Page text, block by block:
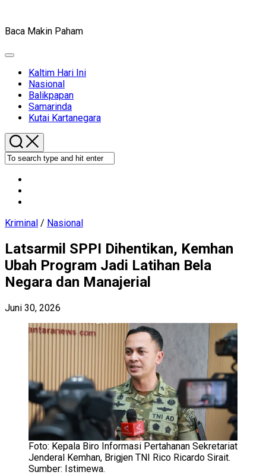
Baca Makin Paham
Expand
Kaltim Hari Ini
Current
Page
Parent
Nasional
Balikpapan
Samarinda
Kutai Kartanegara
Kriminal / Nasional
Latsarmil SPPI Dihentikan, Kemhan
Ubah Program Jadi Latihan Bela
Negara dan Manajerial
Juni 30, 2026
Foto: Kepala Biro Informasi Pertahanan Sekretariat
Jenderal Kemhan, Brigjen TNI Rico Ricardo Sirait.
Sumber: Istimewa.